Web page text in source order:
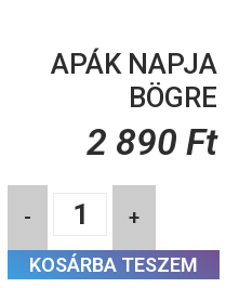
APÁK NAPJA
BÖGRE
2 890 Ft
- +
KOSÁRBA TESZEM